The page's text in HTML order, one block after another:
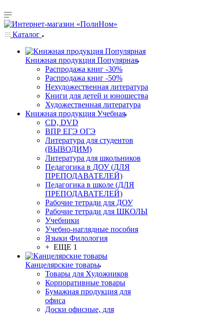
Каталог
Книжная продукция Популярная
Распродажа книг -30%
Распродажа книг -50%
Нехудожественная литература
Книги для детей и юношества
Художественная литература
Книжная продукция Учебная
CD, DVD
ВПР ЕГЭ ОГЭ
Литература для студентов
(ВЫВОДИМ)
Литература для школьников
Педагогика в ДОУ (ДЛЯ
ПРЕПОДАВАТЕЛЕЙ)
Педагогика в школе (ДЛЯ
ПРЕПОДАВАТЕЛЕЙ)
Рабочие тетради для ДОУ
Рабочие тетради для ШКОЛЫ
Учебники
Учебно-наглядные пособия
Языки Филология
+ ЕЩЕ 1
Канцелярские товары
Товары для Художников
Корпоративные товары
Бумажная продукция для
офиса
Доски офисные, для